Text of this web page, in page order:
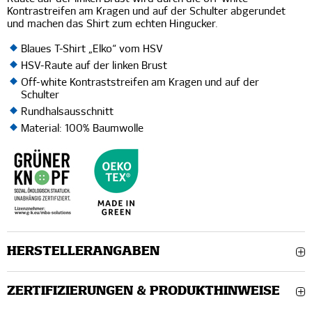
Kontrastreifen am Kragen und auf der Schulter abgerundet
und machen das Shirt zum echten Hingucker.
Blaues T-Shirt „Elko“ vom HSV
HSV-Raute auf der linken Brust
Off-white Kontraststreifen am Kragen und auf der
Schulter
Rundhalsausschnitt
Material: 100% Baumwolle
HERSTELLERANGABEN
ZERTIFIZIERUNGEN & PRODUKTHINWEISE